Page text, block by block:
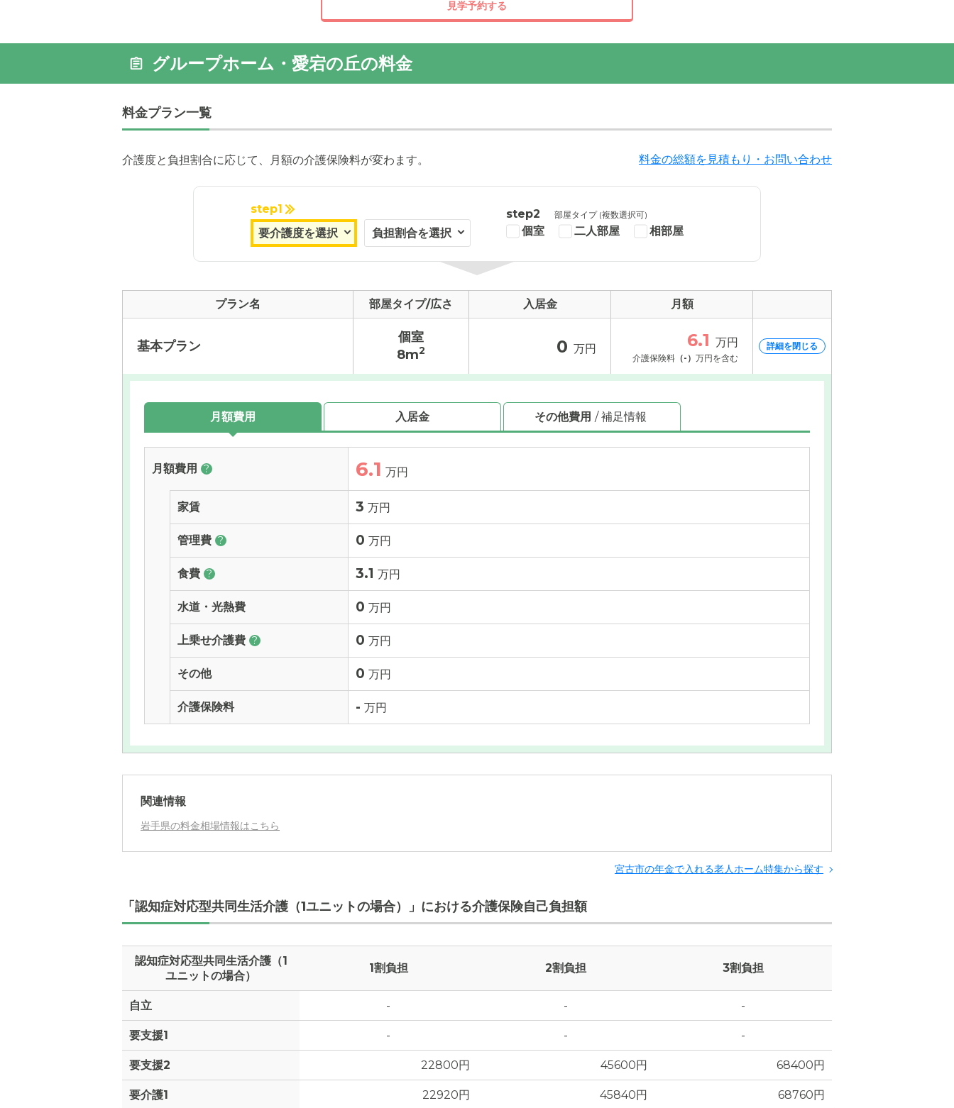
見学予約する
グループホーム・愛宕の丘の料金
料金プラン一覧
介護度と負担割合に応じて、月額の介護保険料が変わます。 料金の総額を見積もり・お問い合わせ
step1 step2 部屋タイプ (複数選択可)
個室 二人部屋 相部屋
プラン名 部屋タイプ/広さ 入居金 月額
基本プラン
個室
8m2 0 万円 6.1 万円
介護保険料 （-） 万円を含む
詳細を閉じる
月額費用 入居金 その他費用 / 補足情報
月額費用 ? 6.1 万円
家賃 3 万円
管理費 ? 0 万円
食費 ? 3.1 万円
水道・光熱費 0 万円
上乗せ介護費 ? 0 万円
その他 0 万円
介護保険料 - 万円
関連情報
岩手県の料金相場情報はこちら
宮古市の年金で入れる老人ホーム特集から探す
「認知症対応型共同生活介護（1ユニットの場合）」における介護保険自己負担額
認知症対応型共同生活介護（1
ユニットの場合）
1割負担 2割負担 3割負担
自立 - - -
要支援1 - - -
要支援2 22800円 45600円 68400円
要介護1 22920円 45840円 68760円